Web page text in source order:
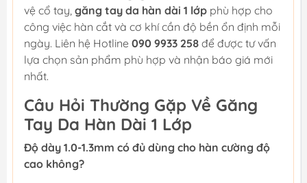
vệ cổ tay, găng tay da hàn dài 1 lớp phù hợp cho
công việc hàn cắt và cơ khí cần độ bền ổn định mỗi
ngày. Liên hệ Hotline 090 9933 258 để được tư vấn
lựa chọn sản phẩm phù hợp và nhận báo giá mới
nhất.
Câu Hỏi Thường Gặp Về Găng
Tay Da Hàn Dài 1 Lớp
Độ dày 1.0-1.3mm có đủ dùng cho hàn cường độ
cao không?